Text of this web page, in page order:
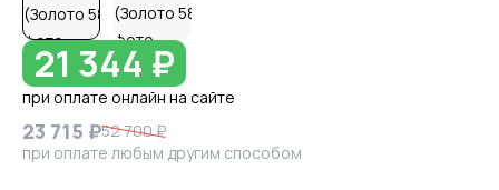
21 344 ₽
при оплате онлайн на сайте
23 715 ₽52 700 ₽
при оплате любым другим способом